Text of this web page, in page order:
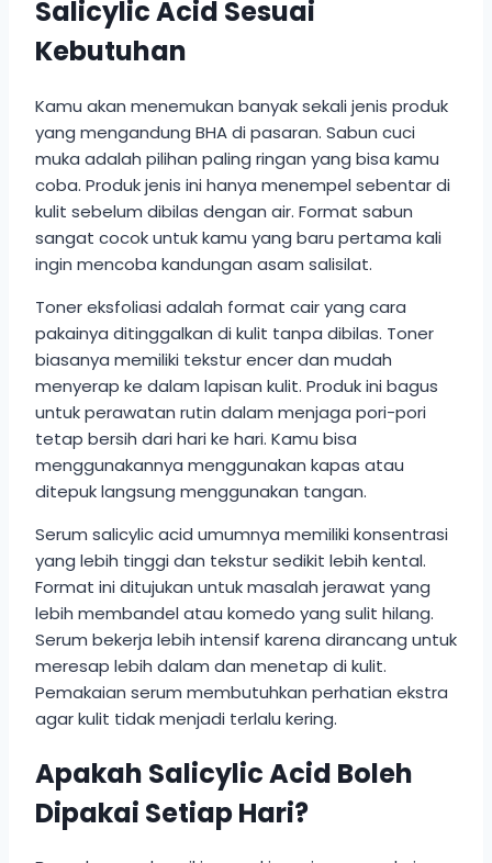
Salicylic Acid Sesuai
Kebutuhan
Kamu akan menemukan banyak sekali jenis produk
yang mengandung BHA di pasaran. Sabun cuci
muka adalah pilihan paling ringan yang bisa kamu
coba. Produk jenis ini hanya menempel sebentar di
kulit sebelum dibilas dengan air. Format sabun
sangat cocok untuk kamu yang baru pertama kali
ingin mencoba kandungan asam salisilat.
Toner eksfoliasi adalah format cair yang cara
pakainya ditinggalkan di kulit tanpa dibilas. Toner
biasanya memiliki tekstur encer dan mudah
menyerap ke dalam lapisan kulit. Produk ini bagus
untuk perawatan rutin dalam menjaga pori-pori
tetap bersih dari hari ke hari. Kamu bisa
menggunakannya menggunakan kapas atau
ditepuk langsung menggunakan tangan.
Serum salicylic acid umumnya memiliki konsentrasi
yang lebih tinggi dan tekstur sedikit lebih kental.
Format ini ditujukan untuk masalah jerawat yang
lebih membandel atau komedo yang sulit hilang.
Serum bekerja lebih intensif karena dirancang untuk
meresap lebih dalam dan menetap di kulit.
Pemakaian serum membutuhkan perhatian ekstra
agar kulit tidak menjadi terlalu kering.
Apakah Salicylic Acid Boleh
Dipakai Setiap Hari?